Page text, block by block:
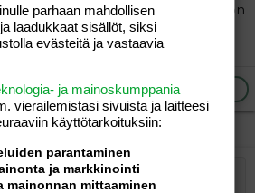
hammasta suussa. Esikoisella 3v on
kyllä muistaakseni reilusti yli 2v
tulleet.
editoriin…
Järjestetty listaeditoriin…
Lisää hyperlinkki
Lisää kuva
HymiötLaajennettuun
Kumoa
parhaan mahdollisen
laadukkaat sisällöt, siksi
evästeitä ja vastaavia
ja mainoskumppania
vierailemis­tasi sivuista ja laitteesi
käyttötarkoituksiin:
parantaminen
ja markkinointi
mainonnan mittaaminen